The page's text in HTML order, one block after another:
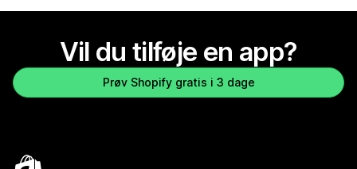
Vil du tilføje en app?
Prøv Shopify gratis i 3 dage